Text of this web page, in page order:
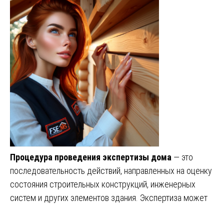
Процедура проведения экспертизы дома — это
последовательность действий, направленных на оценку
состояния строительных конструкций, инженерных
систем и других элементов здания. Экспертиза может